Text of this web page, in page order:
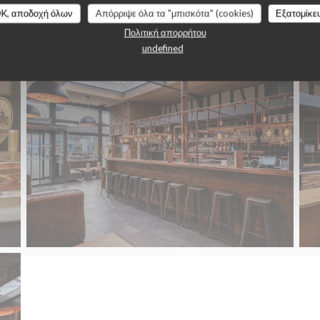
αποδοχή όλων Απόρριψε όλα τα "μπισκότα" (cookies)
Πολιτική απορρήτου
undefined
Le Bar